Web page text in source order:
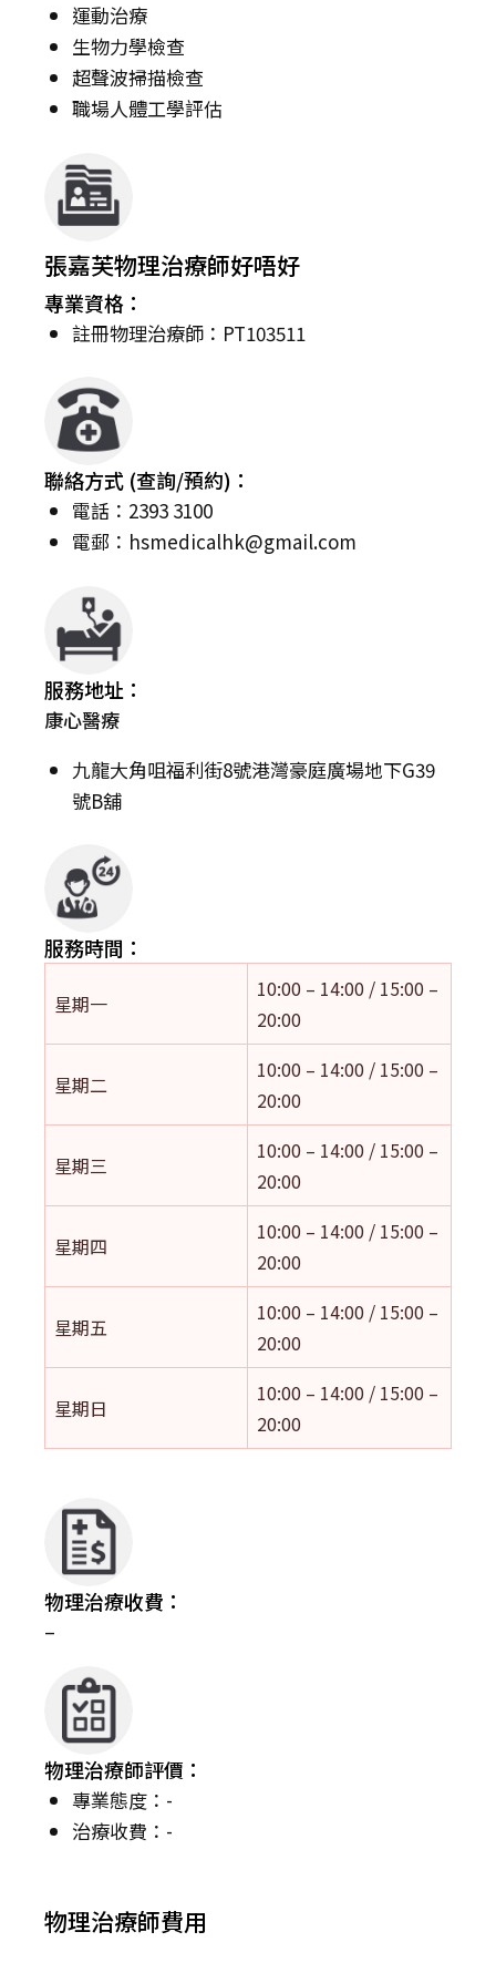
運動治療
生物力學檢查
超聲波掃描檢查
職場人體工學評估
張嘉芙物理治療師好唔好
專業資格：
註冊物理治療師：PT103511
聯絡方式 (查詢/預約)：
電話：2393 3100
電郵： hsmedicalhk@gmail.com
服務地址：
康心醫療
九龍大角咀福利街8號港灣豪庭廣場地下G39
號B舖
服務時間：
星期一
10:00 – 14:00 / 15:00 –
20:00
星期二
10:00 – 14:00 / 15:00 –
20:00
星期三
10:00 – 14:00 / 15:00 –
20:00
星期四
10:00 – 14:00 / 15:00 –
20:00
星期五
10:00 – 14:00 / 15:00 –
20:00
星期日
10:00 – 14:00 / 15:00 –
20:00
物理治療收費：
–
物理治療師評價：
專業態度：-
治療收費：-
物理治療師費用